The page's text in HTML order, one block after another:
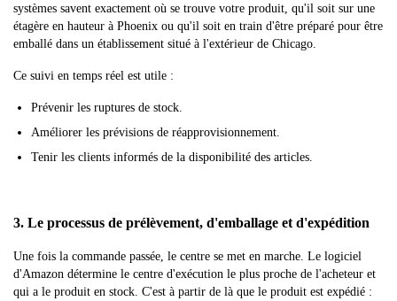
systèmes savent exactement où se trouve votre produit, qu'il soit sur une
étagère en hauteur à Phoenix ou qu'il soit en train d'être préparé pour être
emballé dans un établissement situé à l'extérieur de Chicago.
Ce suivi en temps réel est utile :
Prévenir les ruptures de stock.
Améliorer les prévisions de réapprovisionnement.
Tenir les clients informés de la disponibilité des articles.
3. Le processus de prélèvement, d'emballage et d'expédition
Une fois la commande passée, le centre se met en marche. Le logiciel
d'Amazon détermine le centre d'exécution le plus proche de l'acheteur et
qui a le produit en stock. C'est à partir de là que le produit est expédié :